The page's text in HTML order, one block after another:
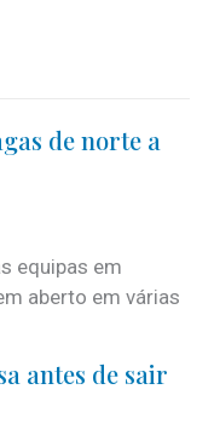
de norte a
equipas em
aberto em várias
antes de sair